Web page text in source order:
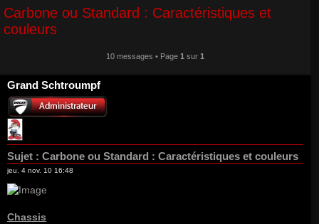
Carbone ou Standard : Caractéristiques et
couleurs
10 messages • Page 1 sur 1
Grand Schtroumpf
Sujet : Carbone ou Standard : Caractéristiques et couleurs
jeu. 4 nov. 10 16:48
Chassis